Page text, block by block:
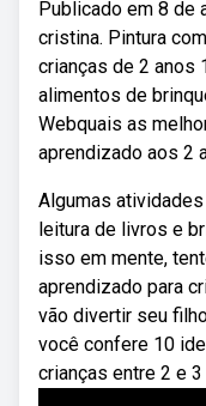
Publicado em 8 de
cristina. Pintura
crianças de 2 anos
alimentos de
Webquais as
aprendizado aos 2
Algumas
leitura de livros e
isso em mente,
aprendizado para
vão divertir seu
você confere 10
crianças entre 2 e